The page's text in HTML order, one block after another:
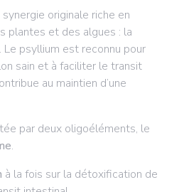
originale riche en
plantes et des algues : la
psyllium est reconnu pour
sain et à faciliter le transit
au maintien d’une
par deux oligoéléments, le
.
à la fois sur la détoxification de